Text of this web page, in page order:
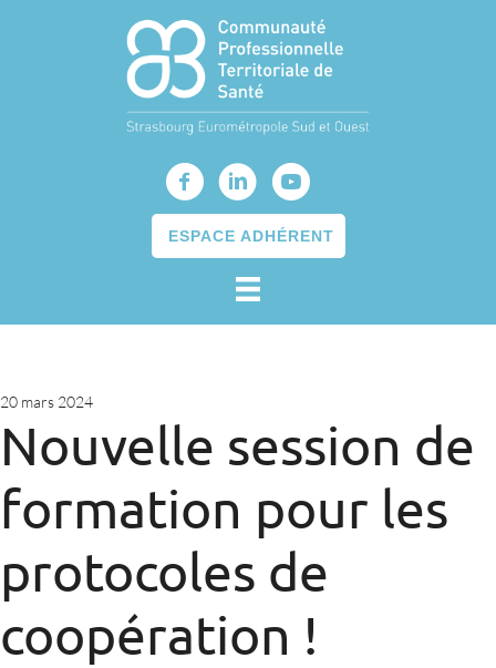
ESPACE ADHÉRENT
20 mars 2024
Nouvelle session de
formation pour les
protocoles de
coopération !